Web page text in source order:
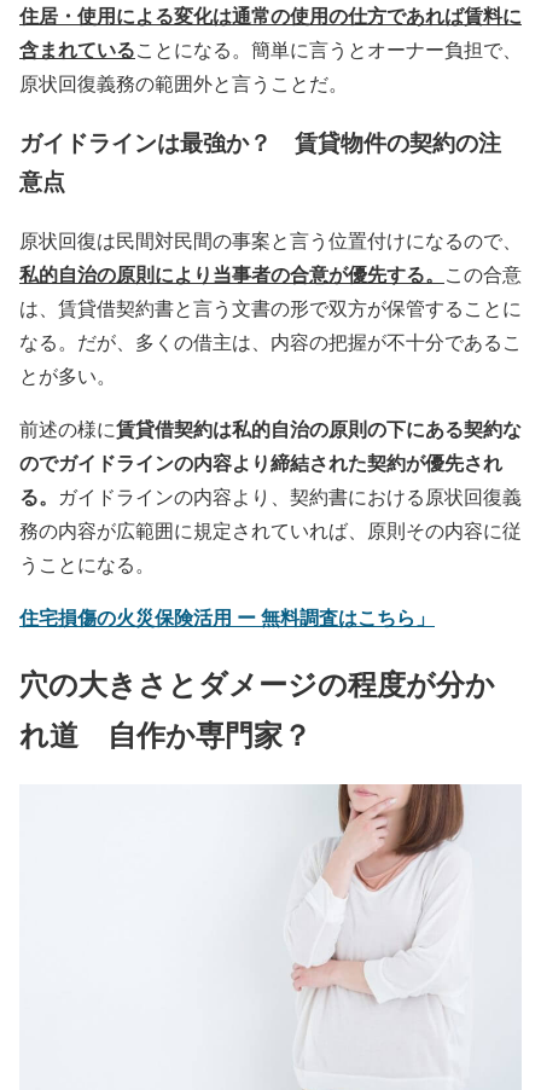
住居・使用による変化は通常の使用の仕方であれば賃料に
含まれていることになる。簡単に言うとオーナー負担で、
原状回復義務の範囲外と言うことだ。
ガイドラインは最強か？ 賃貸物件の契約の注
意点
原状回復は民間対民間の事案と言う位置付けになるので、
私的自治の原則により当事者の合意が優先する。 この合意
は、賃貸借契約書と言う文書の形で双方が保管することに
なる。だが、多くの借主は、内容の把握が不十分であるこ
とが多い。
前述の様に賃貸借契約は私的自治の原則の下にある契約な
のでガイドラインの内容より締結された契約が優先され
る。 ガイドラインの内容より、契約書における原状回復義
務の内容が広範囲に規定されていれば、原則その内容に従
うことになる。
住宅損傷の火災保険活用 ー 無料調査はこちら」
穴の大きさとダメージの程度が分か
れ道 自作か専門家？